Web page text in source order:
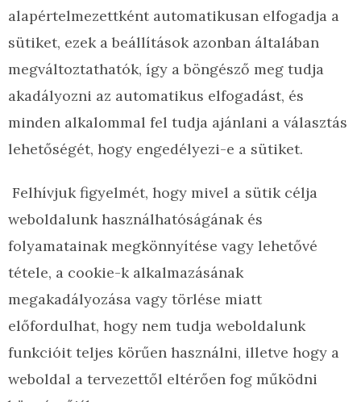
alapértelmezettként automatikusan elfogadja a
sütiket, ezek a beállítások azonban általában
megváltoztathatók, így a böngésző meg tudja
akadályozni az automatikus elfogadást, és
minden alkalommal fel tudja ajánlani a választás
lehetőségét, hogy engedélyezi-e a sütiket.
Felhívjuk figyelmét, hogy mivel a sütik célja
weboldalunk használhatóságának és
folyamatainak megkönnyítése vagy lehetővé
tétele, a cookie-k alkalmazásának
megakadályozása vagy törlése miatt
előfordulhat, hogy nem tudja weboldalunk
funkcióit teljes körűen használni, illetve hogy a
weboldal a tervezettől eltérően fog működni